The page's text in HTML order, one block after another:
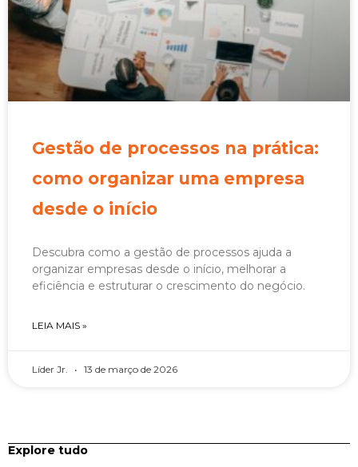
Gestão de processos na prática:
como organizar uma empresa
desde o início
Descubra como a gestão de processos ajuda a
organizar empresas desde o início, melhorar a
eficiência e estruturar o crescimento do negócio.
LEIA MAIS »
Líder Jr. 13 de março de 2026
Explore tudo